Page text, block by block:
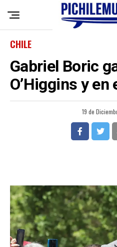
CHILE
Gabriel Boric
O’Higgins y en
19 de